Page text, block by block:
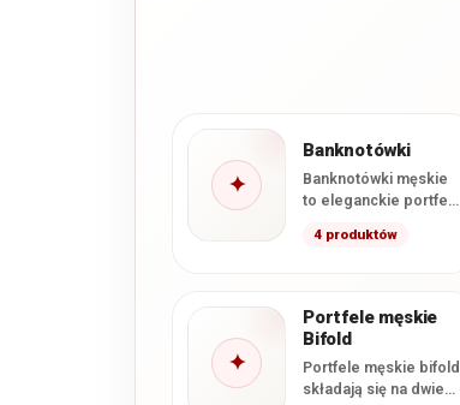
✦
Banknotówki
Banknotówki męskie
to eleganckie portfele
myślą o wygodnym
najważniejszych
dokumentów.…
4 produktów
✦
Portfele męskie
Bifold
Portfele męskie bifold
składają się na dwie